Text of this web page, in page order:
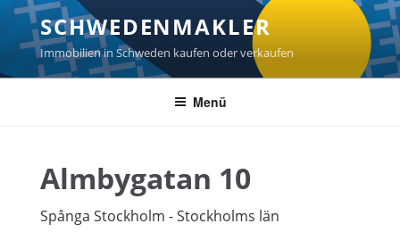
Zum
Inhalt
springen
SCHWEDENMAKLER
Immobilien in Schweden kaufen oder verkaufen
Menü
Almbygatan 10
Spånga Stockholm - Stockholms län